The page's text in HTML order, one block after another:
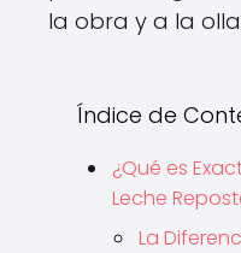
la obra y a la
Índice de
¿Qué es
Leche
La